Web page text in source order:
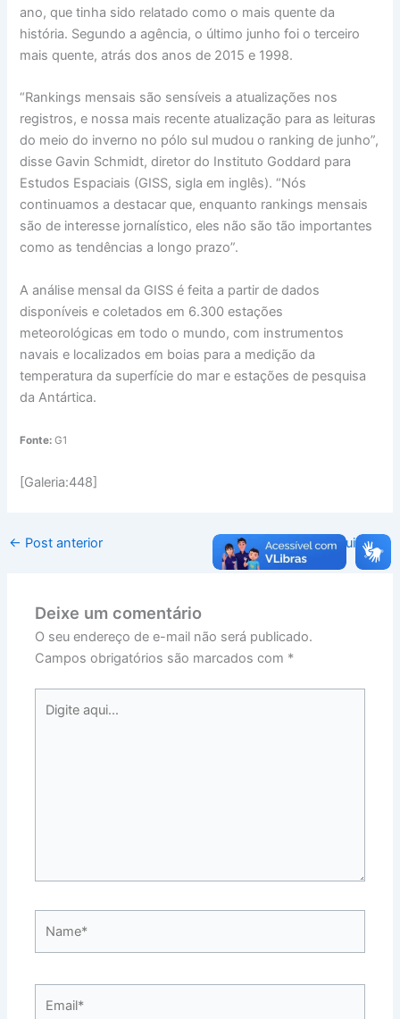
ano, que tinha sido relatado como o mais quente da
história. Segundo a agência, o último junho foi o terceiro
mais quente, atrás dos anos de 2015 e 1998.
“Rankings mensais são sensíveis a atualizações nos
registros, e nossa mais recente atualização para as leituras
do meio do inverno no pólo sul mudou o ranking de junho”,
disse Gavin Schmidt, diretor do Instituto Goddard para
Estudos Espaciais (GISS, sigla em inglês). “Nós
continuamos a destacar que, enquanto rankings mensais
são de interesse jornalístico, eles não são tão importantes
como as tendências a longo prazo”.
A análise mensal da GISS é feita a partir de dados
disponíveis e coletados em 6.300 estações
meteorológicas em todo o mundo, com instrumentos
navais e localizados em boias para a medição da
temperatura da superfície do mar e estações de pesquisa
da Antártica.
Fonte: G1
[Galeria:448]
← Post anterior Post seguinte →
Deixe um comentário
O seu endereço de e-mail não será publicado.
Campos obrigatórios são marcados com *
aqui...